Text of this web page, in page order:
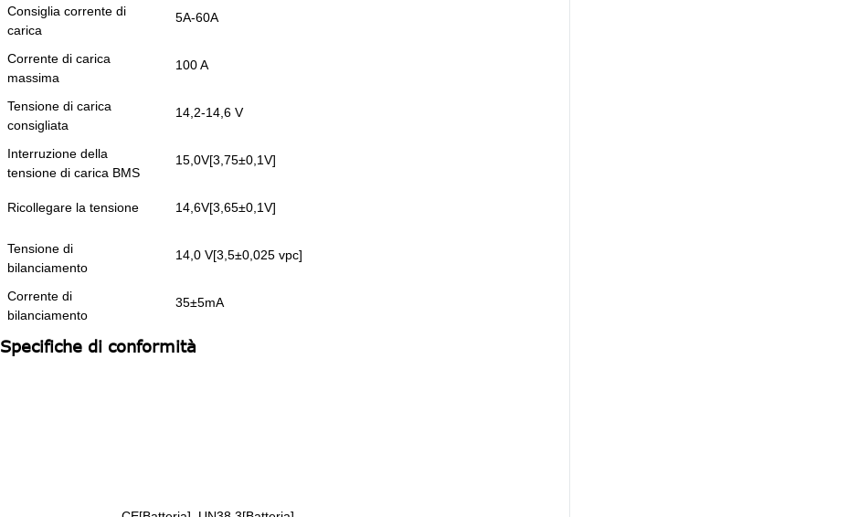
Consiglia corrente di
carica
5A-60A
Corrente di carica
massima
100 A
Tensione di carica
consigliata
14,2-14,6 V
Interruzione della
tensione di carica BMS
15,0V[3,75±0,1V]
Ricollegare la tensione 14,6V[3,65±0,1V]
Tensione di
bilanciamento
14,0 V[3,5±0,025 vpc]
Corrente di
bilanciamento
35±5mA
Specifiche di conformità